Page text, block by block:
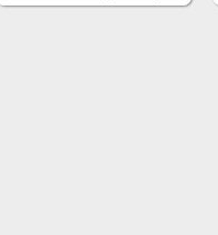
NotePRO und TabPRO 12.2